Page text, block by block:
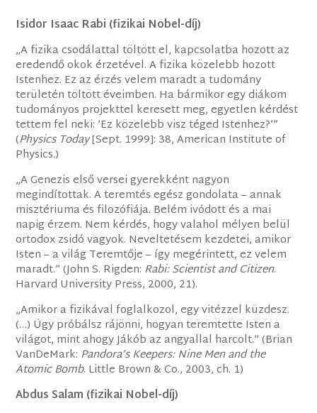
Isidor Isaac Rabi (fizikai Nobel-díj)
„A fizika csodálattal töltött el, kapcsolatba hozott az
eredendő okok érzetével. A fizika közelebb hozott
Istenhez. Ez az érzés velem maradt a tudomány
területén töltött éveimben. Ha bármikor egy diákom
tudományos projekttel keresett meg, egyetlen kérdést
tettem fel neki: ’Ez közelebb visz téged Istenhez?’”
(Physics Today[Sept. 1999]: 38, American Institute of
Physics.)
„A Genezis első versei gyerekként nagyon
megindítottak. A teremtés egész gondolata – annak
misztériuma és filozófiája. Belém ivódott és a mai
napig érzem. Nem kérdés, hogy valahol mélyen belül
ortodox zsidó vagyok. Neveltetésem kezdetei, amikor
Isten – a világ Teremtője – így megérintett, ez velem
maradt.” (John S. Rigden: Rabi: Scientist and Citizen.
Harvard University Press, 2000, 21).
„Amikor a fizikával foglalkozol, egy vitézzel küzdesz.
(…) Úgy próbálsz rájönni, hogyan teremtette Isten a
világot, mint ahogy Jákób az angyallal harcolt.” (Brian
VanDeMark: Pandora’s Keepers: Nine Men and the
Atomic Bomb. Little Brown & Co., 2003, ch. 1)
Abdus Salam (fizikai Nobel-díj)